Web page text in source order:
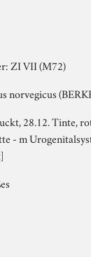
ZI VII (M72)
norvegicus
28.12. Tinte,
- m